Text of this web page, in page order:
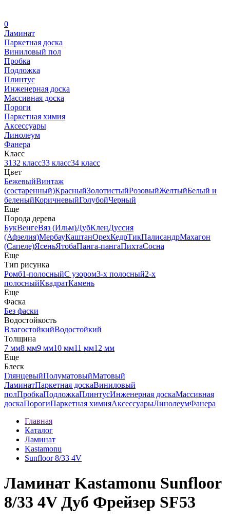
0
Ламинат
Паркетная доска
Виниловый пол
Пробка
Подложка
Плинтус
Инженерная доска
Массивная доска
Пороги
Паркетная химия
Аксессуары
Линолеум
Фанера
Класс
3132 класс33 класс34 класс
Цвет
БежевыйВинтаж
(состаренный)КрасныйЗолотистыйРозовыйЖелтыйБелый и
беленыйКоричневыйГолубойЧерный
Еще
Порода дерева
БукВенгеВяз (Ильм)ДубКленДуссия
(Афзелия)МербауКаштанОрехКедрТикПалисандрМахагон
(Сапеле)ЯсеньЯтобаПанга-пангаПихтаСосна
Еще
Тип рисунка
Ромб1-полосныйС узором3-х полосный2-х
полосныйКвадратКамень
Еще
Фаска
Без фаски
Водостойкость
ВлагостойкийВодостойкий
Толщина
7 мм8 мм9 мм10 мм11 мм12 мм
Еще
Блеск
ГлянцевыйПолуматовыйМатовый
ЛаминатПаркетная доскаВиниловый
полПробкаПодложкаПлинтусИнженерная доскаМассивная
доскаПорогиПаркетная химияАксессуарыЛинолеумФанера
Главная
Каталог
Ламинат
Kastamonu
Sunfloor 8/33 4V
Ламинат Kastamonu Sunfloor
8/33 4V Дуб Фрейзер SF53